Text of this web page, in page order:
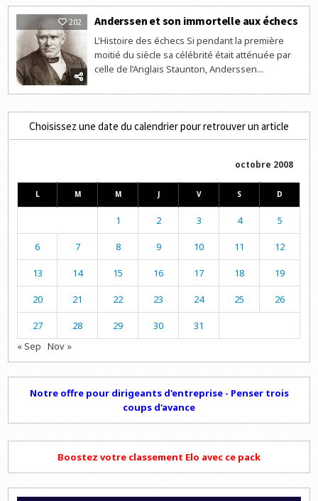
202 Anderssen et son immortelle aux échecs
L'Histoire des échecs Si pendant la première
moitié du siècle sa célébrité était atténuée par
celle de l’Anglais Staunton, Anderssen...
Choisissez une date du calendrier pour retrouver un article
octobre 2008
L M M J V S D
1 2 3 4 5
6 7 8 9 10 11 12
13 14 15 16 17 18 19
20 21 22 23 24 25 26
27 28 29 30
31
« Sep Nov »
Notre offre pour dirigeants d'entreprise - Penser trois
coups d'avance
Boostez votre classement Elo avec ce pack